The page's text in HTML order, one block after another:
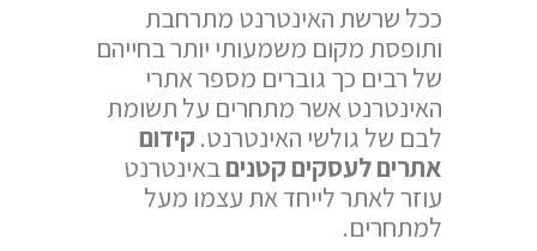
ככל שרשת האינטרנט מתרחבת
ותופסת מקום משמעותי יותר בחייהם
של רבים כך גוברים מספר אתרי
האינטרנט אשר מתחרים על תשומת
לבם של גולשי האינטרנט. קידום
אתרים לעסקים קטניםבאינטרנט
עוזר לאתר לייחד את עצמו מעל
למתחרים.